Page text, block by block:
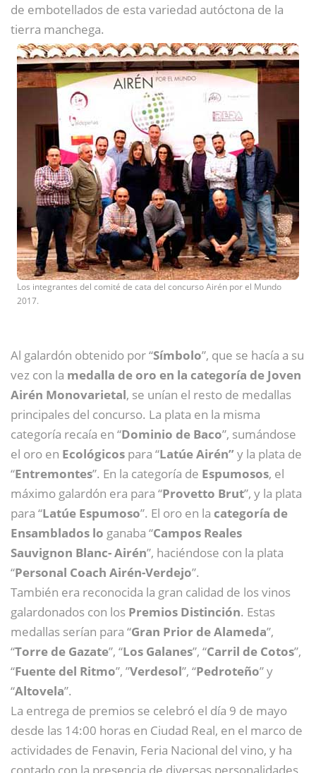
de embotellados de esta variedad autóctona de la
tierra manchega.
Los integrantes del comité de cata del concurso Airén por el Mundo
2017.
Al galardón obtenido por “Símbolo”, que se hacía a su
vez con la medalla de oro en la categoría de Joven
Airén Monovarietal, se unían el resto de medallas
principales del concurso. La plata en la misma
categoría recaía en “Dominio de Baco”, sumándose
el oro en Ecológicos para “Latúe Airén”y la plata de
“Entremontes”. En la categoría de Espumosos, el
máximo galardón era para “Provetto Brut”, y la plata
para “Latúe Espumoso”. El oro en la categoría de
Ensamblados lo ganaba “Campos Reales
Sauvignon Blanc- Airén”, haciéndose con la plata
“Personal Coach Airén-Verdejo”.
También era reconocida la gran calidad de los vinos
galardonados con los Premios Distinción. Estas
medallas serían para “Gran Prior de Alameda”,
“Torre de Gazate”, “Los Galanes”, “Carril de Cotos”,
“Fuente del Ritmo”, ”Verdesol”, “Pedroteño” y
“Altovela”.
La entrega de premios se celebró el día 9 de mayo
desde las 14:00 horas en Ciudad Real, en el marco de
actividades de Fenavin, Feria Nacional del vino, y ha